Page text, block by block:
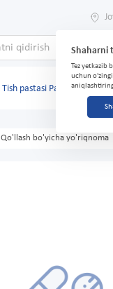
Shaharni
Tez yetkazib
uchun
Tish pastasi Parodontol
Qo'llash bo'yicha yo'riqnoma